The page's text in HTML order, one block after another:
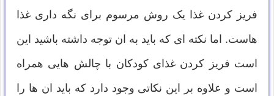
فریز کردن غذا یک روش مرسوم برای نگه داری غذا
هاست. اما نکته ای که باید به ان توجه داشته باشید این
است فریز کردن غذای کودکان با چالش هایی همراه
است و علاوه بر این نکاتی وجود دارد که باید ان ها را